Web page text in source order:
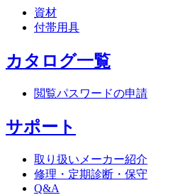
資材
付帯用具
カタログ一覧
閲覧パスワードの申請
サポート
取り扱いメーカー紹介
修理・定期診断・保守
Q&A